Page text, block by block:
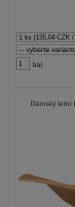
bal.
Dámský letní